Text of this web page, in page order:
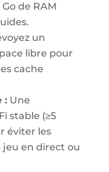
de RAM
un
libre pour
cache
:Une
stable (≥5
éviter les
en direct ou